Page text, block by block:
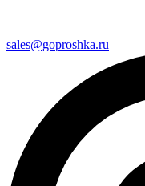
sales@goproshka.ru